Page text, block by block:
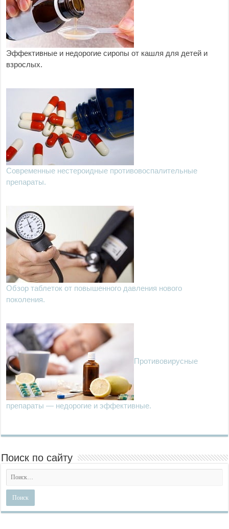
Эффективные и недорогие сиропы от кашля для детей и
взрослых.
Современные нестероидные противовоспалительные
препараты.
Обзор таблеток от повышенного давления нового
поколения.
Противовирусные
препараты — недорогие и эффективные.
Поиск по сайту